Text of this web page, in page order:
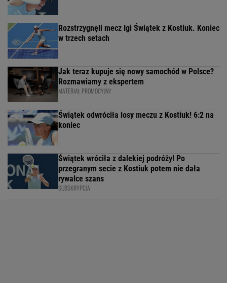
Rozstrzygnęli mecz Igi Świątek z Kostiuk. Koniec
w trzech setach
Jak teraz kupuje się nowy samochód w Polsce?
Rozmawiamy z ekspertem
MATERIAŁ PROMOCYJNY
Świątek odwróciła losy meczu z Kostiuk! 6:2 na
koniec
Świątek wróciła z dalekiej podróży! Po
przegranym secie z Kostiuk potem nie dała
rywalce szans
SUBSKRYPCJA